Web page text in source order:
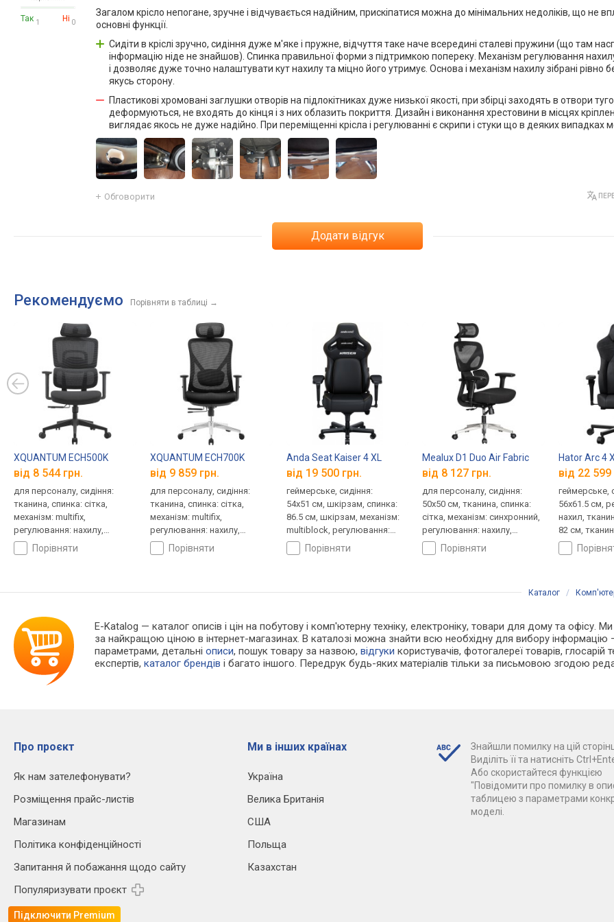
Так 1 Ні 0
Загалом крісло непогане, зручне і відчувається надійним, прискіпатися можна до мінімальних недоліків, що не
основні функції.
Сидіти в кріслі зручно, сидіння дуже м'яке і пружне, відчуття таке наче всередині сталеві пружини (що там
інформацію ніде не знайшов). Спинка правильної форми з підтримкою попереку. Механізм регулювання
і дозволяє дуже точно налаштувати кут нахилу та міцно його утримує. Основа і механізм нахилу зібрані рівно
якусь сторону.
Пластикові хромовані заглушки отворів на підлокітниках дуже низької якості, при збірці заходять в отвори
деформуються, не входять до кінця і з них облазить покриття. Дизайн і виконання хрестовини в місцях
виглядає якось не дуже надійно. При переміщенні крісла і регулюванні є скрипи і стуки що в деяких випадках
Обговорити
Додати відгук
Рекомендуємо Порівняти в таблиці →
XQUANTUM ECH500K
від 8 544 грн.
для персоналу, сидіння:
тканина, спинка: сітка,
механізм: multifix,
регулювання: нахилу,
висоти, жорсткості
порівняти
XQUANTUM ECH700K
від 9 859 грн.
для персоналу, сидіння:
тканина, спинка: сітка,
механізм: multifix,
регулювання: нахилу,
висоти, жорсткості
порівняти
Anda Seat Kaiser 4 XL
від 19 500 грн.
геймерське, сидіння:
54x51 см, шкірзам, спинка:
86.5 см, шкірзам, механізм:
multiblock, регулювання:
нахилу, висоти, жорсткості
порівняти
Mealux D1 Duo Air Fabric
від 8 127 грн.
для персоналу, сидіння:
50x50 см, тканина, спинка:
сітка, механізм: синхронний,
регулювання: нахилу,
висоти, глибини, жорсткості
порівняти
Hator Arc 4
від 22 599
геймерське,
56x61.5 см,
нахил,
82 см,
синхронний,
нахилу,
Каталог /
E-Katalog — каталог описів і цін на побутову і комп'ютерну техніку, електроніку, товари для дому та
за найкращою ціною в інтернет-магазинах. В каталозі можна знайти всю необхідну для вибору
параметрами, детальніописи, пошук товару за назвою,відгуки користувачів, фотогалереї товарів, глосарій
експертів,каталог брендів і багато іншого. Передрук будь-яких матеріалів тільки за письмовою згодою
Про проєкт
Як нам зателефонувати?
Розміщення прайс-листів
Магазинам
Політика конфіденційності
Запитання й побажання щодо сайту
Популяризувати проєкт
Підключити Premium
Ми в інших країнах
Україна
Велика Британія
США
Польща
Казахстан
Знайшли помилку на цій
Виділіть її та натисніть
Або скористайтеся функцією
"Повідомити про помилку в
таблицею з параметрами
моделі.